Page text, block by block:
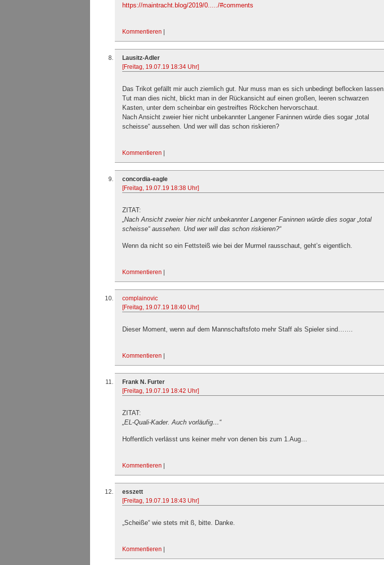
https://maintracht.blog/2019/0...../#comments
Kommentieren |
Lausitz-Adler
[Freitag, 19.07.19 18:34 Uhr]
Das Trikot gefällt mir auch ziemlich gut. Nur muss man es sich unbedingt beflocken lassen.
Tut man dies nicht, blickt man in der Rückansicht auf einen großen, leeren schwarzen
Kasten, unter dem scheinbar ein gestreiftes Röckchen hervorschaut.
Nach Ansicht zweier hier nicht unbekannter Langener Faninnen würde dies sogar „total
scheisse“ aussehen. Und wer will das schon riskieren?
Kommentieren |
concordia-eagle
[Freitag, 19.07.19 18:38 Uhr]
ZITAT:
„Nach Ansicht zweier hier nicht unbekannter Langener Faninnen würde dies sogar „total
scheisse“ aussehen. Und wer will das schon riskieren?“
Wenn da nicht so ein Fettsteiß wie bei der Murmel rausschaut, geht’s eigentlich.
Kommentieren |
complainovic
[Freitag, 19.07.19 18:40 Uhr]
Dieser Moment, wenn auf dem Mannschaftsfoto mehr Staff als Spieler sind…….
Kommentieren |
Frank N. Furter
[Freitag, 19.07.19 18:42 Uhr]
ZITAT:
„EL-Quali-Kader. Auch vorläufig…“
Hoffentlich verlässt uns keiner mehr von denen bis zum 1.Aug…
Kommentieren |
esszett
[Freitag, 19.07.19 18:43 Uhr]
„Scheiße“ wie stets mit ß, bitte. Danke.
Kommentieren |